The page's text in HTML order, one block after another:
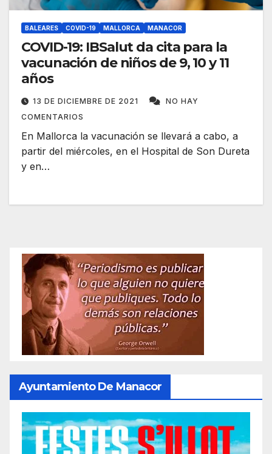
BALEARES COVID-19 MALLORCA MANACOR
COVID-19: IBSalut da cita para la
vacunación de niños de 9, 10 y 11
años
13 DE DICIEMBRE DE 2021
NO HAY
COMENTARIOS
En Mallorca la vacunación se llevará a cabo, a
partir del miércoles, en el Hospital de Son Dureta
y en…
Ayuntamiento De Manacor